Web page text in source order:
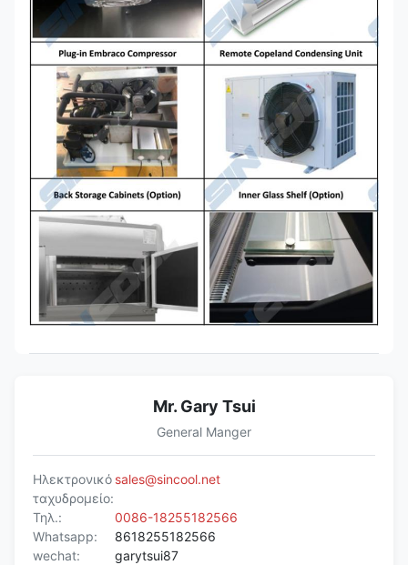
Mr. Gary Tsui
General Manger
Ηλεκτρονικό
ταχυδρομείο:
sales@sincool.net
Τηλ.:
0086-18255182566
Whatsapp:
8618255182566
wechat:
garytsui87